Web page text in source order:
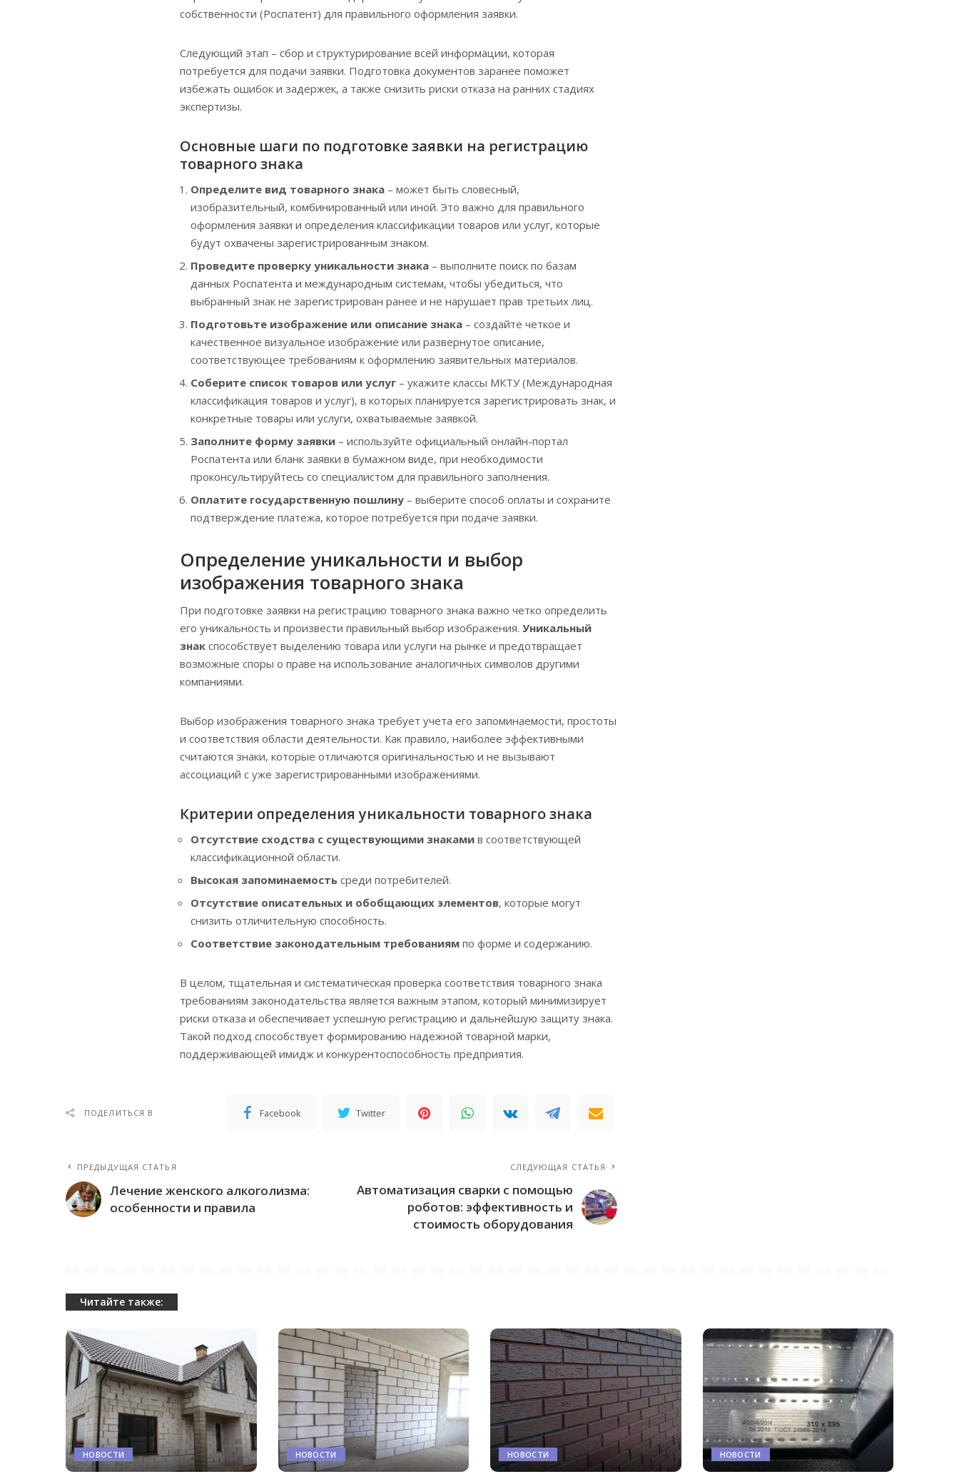
собственности (Роспатент) для правильного оформления заявки.
Следующий этап – сбор и структурирование всей информации, которая
потребуется для подачи заявки. Подготовка документов заранее поможет
избежать ошибок и задержек, а также снизить риски отказа на ранних стадиях
экспертизы.
Основные шаги по подготовке заявки на регистрацию
товарного знака
Определите вид товарного знака – может быть словесный,
изобразительный, комбинированный или иной. Это важно для правильного
оформления заявки и определения классификации товаров или услуг, которые
будут охвачены зарегистрированным знаком.
Проведите проверку уникальности знака – выполните поиск по базам
данных Роспатента и международным системам, чтобы убедиться, что
выбранный знак не зарегистрирован ранее и не нарушает прав третьих лиц.
Подготовьте изображение или описание знака – создайте четкое и
качественное визуальное изображение или развернутое описание,
соответствующее требованиям к оформлению заявительных материалов.
Соберите список товаров или услуг – укажите классы МКТУ (Международная
классификация товаров и услуг), в которых планируется зарегистрировать знак, и
конкретные товары или услуги, охватываемые заявкой.
Заполните форму заявки – используйте официальный онлайн-портал
Роспатента или бланк заявки в бумажном виде, при необходимости
проконсультируйтесь со специалистом для правильного заполнения.
Оплатите государственную пошлину – выберите способ оплаты и сохраните
подтверждение платежа, которое потребуется при подаче заявки.
Определение уникальности и выбор
изображения товарного знака
При подготовке заявки на регистрацию товарного знака важно четко определить
его уникальность и произвести правильный выбор изображения. Уникальный
знак способствует выделению товара или услуги на рынке и предотвращает
возможные споры о праве на использование аналогичных символов другими
компаниями.
Выбор изображения товарного знака требует учета его запоминаемости, простоты
и соответствия области деятельности. Как правило, наиболее эффективными
считаются знаки, которые отличаются оригинальностью и не вызывают
ассоциаций с уже зарегистрированными изображениями.
Критерии определения уникальности товарного знака
Отсутствие сходства с существующими знаками в соответствующей
классификационной области.
Высокая запоминаемость среди потребителей.
Отсутствие описательных и обобщающих элементов, которые могут
снизить отличительную способность.
Соответствие законодательным требованиям по форме и содержанию.
В целом, тщательная и систематическая проверка соответствия товарного знака
требованиям законодательства является важным этапом, который минимизирует
риски отказа и обеспечивает успешную регистрацию и дальнейшую защиту знака.
Такой подход способствует формированию надежной товарной марки,
поддерживающей имидж и конкурентоспособность предприятия.
ПОДЕЛИТЬСЯ В Facebook Twitter
ПРЕДЫДУЩАЯ СТАТЬЯ
Лечение женского алкоголизма:
особенности и правила
СЛЕДУЮЩАЯ СТАТЬЯ
Автоматизация сварки с помощью
роботов: эффективность и
стоимость оборудования
Читайте также:
НОВОСТИ НОВОСТИ НОВОСТИ НОВОСТИ